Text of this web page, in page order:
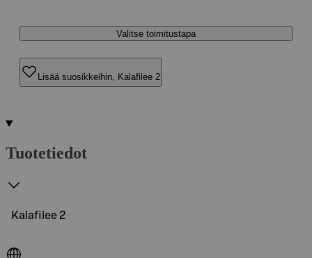
Valitse toimitustapa
Lisää suosikkeihin, Kalafilee 2
Tuotetiedot
Kalafilee 2